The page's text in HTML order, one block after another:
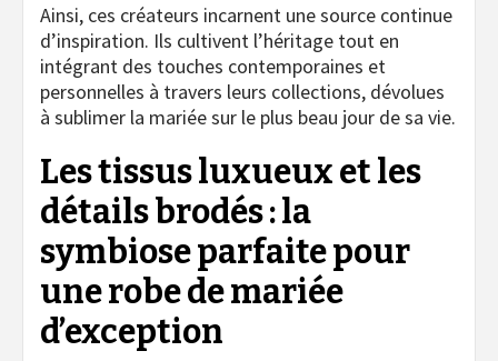
Ainsi, ces créateurs incarnent une source continue
d’inspiration. Ils cultivent l’héritage tout en
intégrant des touches contemporaines et
personnelles à travers leurs collections, dévolues
à sublimer la mariée sur le plus beau jour de sa vie.
Les tissus luxueux et les
détails brodés : la
symbiose parfaite pour
une robe de mariée
d’exception